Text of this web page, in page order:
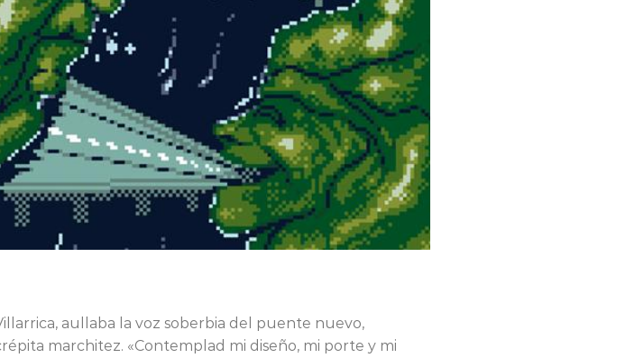
aullaba la voz soberbia del puente nuevo,
marchitez. «Contemplad mi diseño, mi porte y mi